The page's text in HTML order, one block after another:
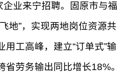
业来宁招聘。固原市与福
地”，实现两地岗位资源共
用工高峰，建立“订单式”输
劳务输出同比增长18%。